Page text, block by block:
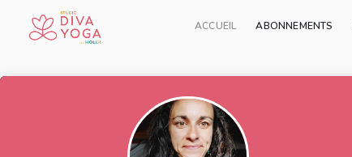
ACCUEIL ABONNEMENTS